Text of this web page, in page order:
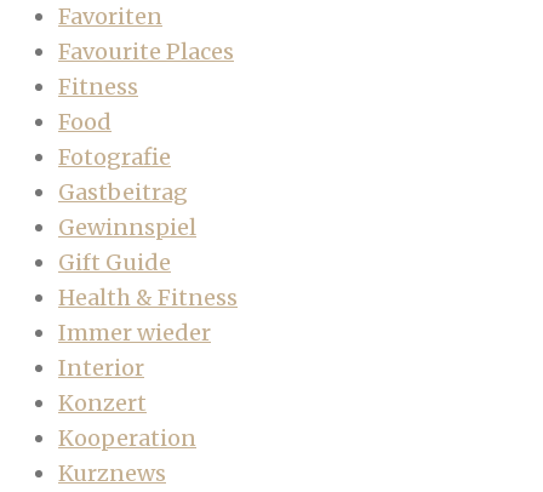
Favoriten
Favourite Places
Fitness
Food
Fotografie
Gastbeitrag
Gewinnspiel
Gift Guide
Health & Fitness
Immer wieder
Interior
Konzert
Kooperation
Kurznews